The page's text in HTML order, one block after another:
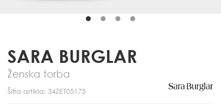
SARA BURGLAR
Ženska torba
Šifra artikla: 34ZET05175